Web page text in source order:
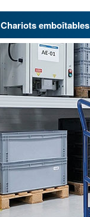
Chariots emboîtables